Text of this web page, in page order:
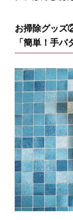
お掃除グッズ
「簡単！手バ